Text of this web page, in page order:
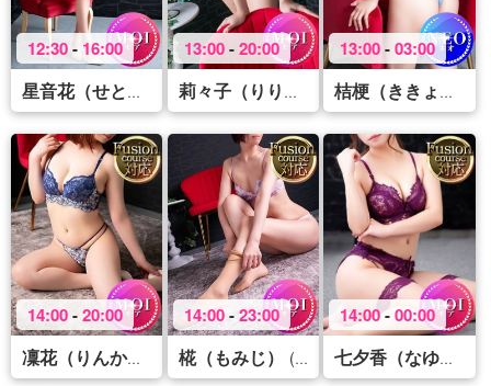
12:30- 16:00
星音花（せとか） (34)
13:00-20:00
莉々子（りりこ） (29)
13:00-03:00
桔梗（ききょう）
14:00-20:00
凜花（りんか）
14:00-23:00
椛（もみじ） (40)
14:00-00:00
七夕香（なゆか）